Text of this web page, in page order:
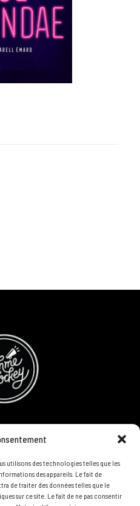
utilisons des technologies telles que les
des appareils. Le fait de
de traiter des données telles que le
sur ce site. Le fait de ne pas consentir